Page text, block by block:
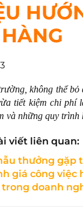
không thể
tiết kiệm chi phí
và những quy trình
viết liên quan:
thưởng gặp
giá công
trong doanh